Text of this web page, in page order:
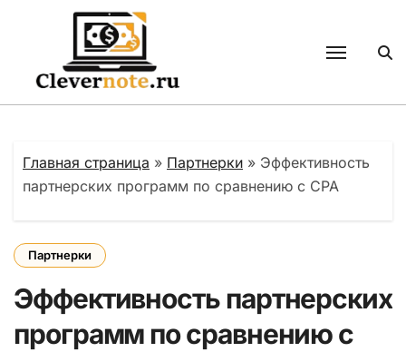
содержанию
Главная страница » Партнерки » Эффективность
партнерских программ по сравнению с CPA
Партнерки
Эффективность партнерских
программ по сравнению с